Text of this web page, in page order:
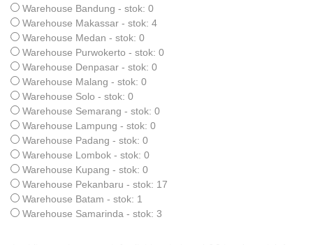
Warehouse Bandung - stok: 0
Warehouse Makassar - stok: 4
Warehouse Medan - stok: 0
Warehouse Purwokerto - stok: 0
Warehouse Denpasar - stok: 0
Warehouse Malang - stok: 0
Warehouse Solo - stok: 0
Warehouse Semarang - stok: 0
Warehouse Lampung - stok: 0
Warehouse Padang - stok: 0
Warehouse Lombok - stok: 0
Warehouse Kupang - stok: 0
Warehouse Pekanbaru - stok: 17
Warehouse Batam - stok: 1
Warehouse Samarinda - stok: 3